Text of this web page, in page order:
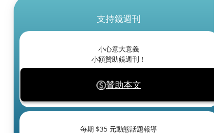
支持鏡週刊
小心意大意義
小額贊助鏡週刊！
贊助本文
每期 $35 元動態話題報導